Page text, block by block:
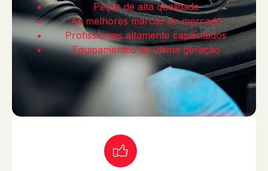
Peças de alta qualidade
As melhores marcas do mercado
Profissionais altamente capacitados
Equipamentos de última geração